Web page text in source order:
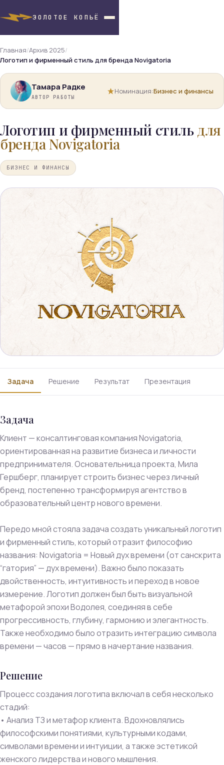
ЗОЛОТОЕ КОПЬЁ
Главная/Архив 2025/
Логотип и фирменный стиль для бренда Novigatoria
Тамара Радке
АВТОР РАБОТЫ
Номинация:Бизнес и финансы
Логотип и фирменный стиль для
бренда Novigatoria
БИЗНЕС И ФИНАНСЫ
Задача Решение Результат Презентация
Задача
Клиент — консалтинговая компания Novigatoria,
ориентированная на развитие бизнеса и личности
предпринимателя. Основательница проекта, Мила
Гершберг, планирует строить бизнес через личный
бренд, постепенно трансформируя агентство в
образовательный центр нового времени.
Передо мной стояла задача создать уникальный логотип
и фирменный стиль, который отразит философию
названия: Novigatoria = Новый дух времени (от санскрита
“гатория” — дух времени). Важно было показать
двойственность, интуитивность и переход в новое
измерение. Логотип должен был быть визуальной
метафорой эпохи Водолея, соединяя в себе
прогрессивность, глубину, гармонию и элегантность.
Также необходимо было отразить интеграцию символа
времени — часов — прямо в начертание названия.
Решение
Процесс создания логотипа включал в себя несколько
стадий:
• Анализ ТЗ и метафор клиента. Вдохновлялись
философскими понятиями, культурными кодами,
символами времени и интуиции, а также эстетикой
женского лидерства и нового мышления.